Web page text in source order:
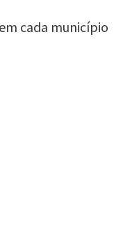
cada município